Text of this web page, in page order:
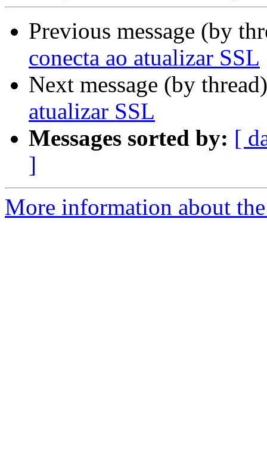
Previous message (by
conecta ao atualizar SSL
Next message (by
atualizar SSL
Messages sorted by: [
]
More information about